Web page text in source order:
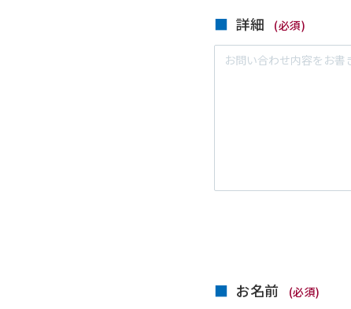
詳細 (必須)
お名前 (必須)